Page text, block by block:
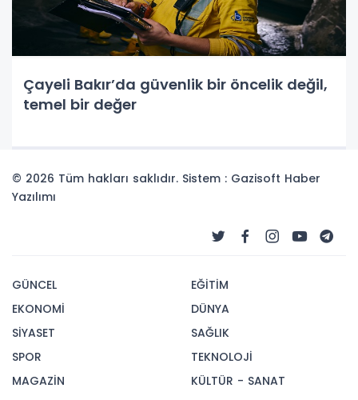
Çayeli Bakır’da güvenlik bir öncelik değil,
temel bir değer
© 2026 Tüm hakları saklıdır. Sistem : Gazisoft Haber
Yazılımı
GÜNCEL
EKONOMİ
SİYASET
SPOR
MAGAZİN
EĞİTİM
DÜNYA
SAĞLIK
TEKNOLOJİ
KÜLTÜR - SANAT